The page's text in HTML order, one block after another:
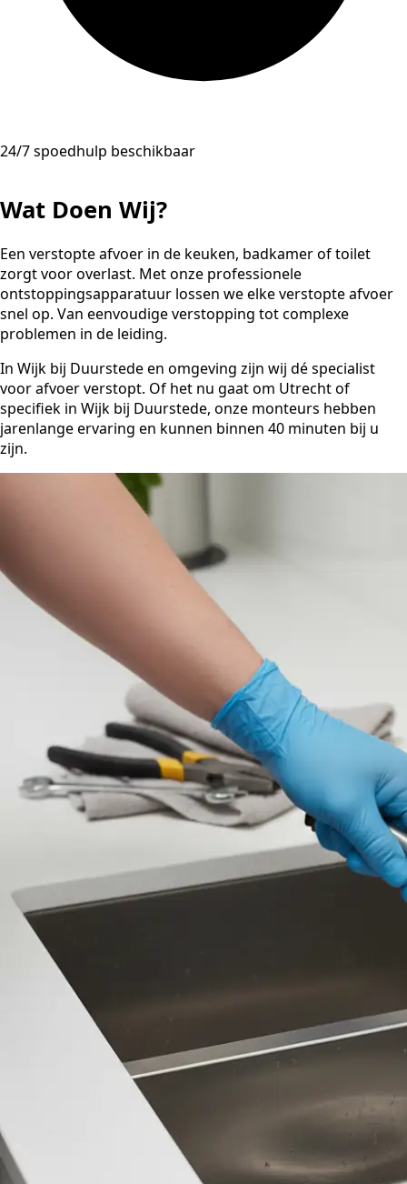
24/7 spoedhulp beschikbaar
Wat Doen Wij?
Een verstopte afvoer in de keuken, badkamer of toilet
zorgt voor overlast. Met onze professionele
ontstoppingsapparatuur lossen we elke verstopte afvoer
snel op. Van eenvoudige verstopping tot complexe
problemen in de leiding.
In Wijk bij Duurstede en omgeving zijn wij dé specialist
voor afvoer verstopt. Of het nu gaat om Utrecht of
specifiek in Wijk bij Duurstede, onze monteurs hebben
jarenlange ervaring en kunnen binnen 40 minuten bij u
zijn.